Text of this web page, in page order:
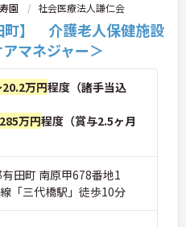
園 社会医療法人謙仁会
町】 介護老人保健施設
マネジャー＞
万円程度（諸手当込
万円程度（賞与2.5ヶ月
田町 南原甲678番地1
「三代橋駅」徒歩10分